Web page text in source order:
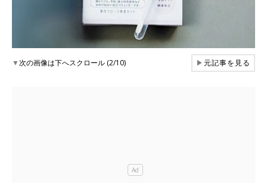
▼次の画像は下へスクロール (2/10) ▶元記事を見る